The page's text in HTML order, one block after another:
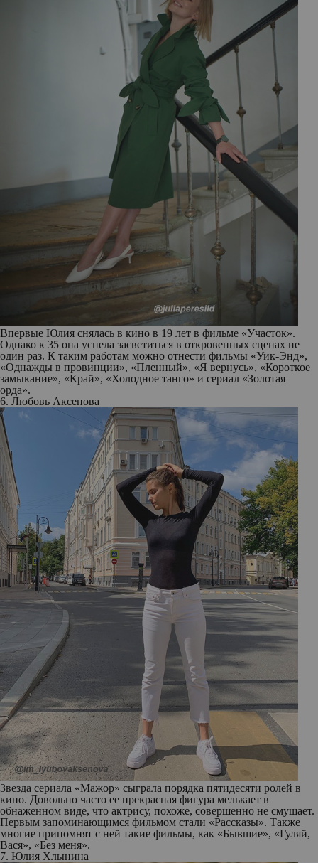
Впервые Юлия снялась в кино в 19 лет в фильме «Участок».
Однако к 35 она успела засветиться в откровенных сценах не
один раз. К таким работам можно отнести фильмы «Уик-Энд»,
«Однажды в провинции», «Пленный», «Я вернусь», «Короткое
замыкание», «Край», «Холодное танго» и сериал «Золотая
орда».
6. Любовь Аксенова
Звезда сериала «Мажор» сыграла порядка пятидесяти ролей в
кино. Довольно часто ее прекрасная фигура мелькает в
обнаженном виде, что актрису, похоже, совершенно не смущает.
Первым запоминающимся фильмом стали «Рассказы». Также
многие припомнят с ней такие фильмы, как «Бывшие», «Гуляй,
Вася», «Без меня».
7. Юлия Хлынина